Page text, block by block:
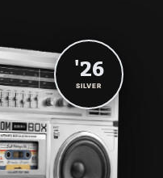
'26
SILVER